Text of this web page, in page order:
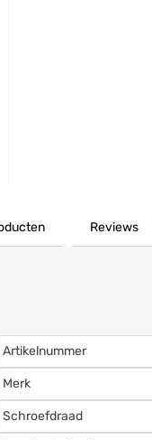
Reviews
Artikelnummer
Merk
Schroefdraad